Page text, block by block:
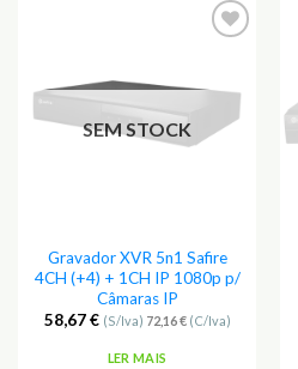
Favoritos
SEM STOCK
Gravador XVR 5n1 Safire
4CH (+4) + 1CH IP 1080p p/
Câmaras IP
58,67€ (S/Iva) 72,16€(C/Iva)
LER MAIS